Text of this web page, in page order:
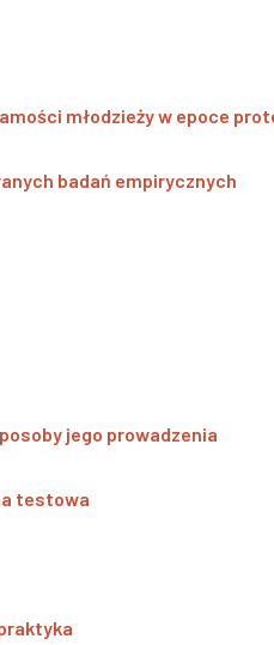
młodzieży w epoce
badań empirycznych
jego prowadzenia
testowa